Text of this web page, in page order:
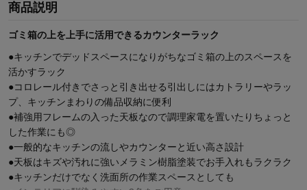
商品説明
ゴミ箱の上を上手に活用できるカウンターラック
●キッチンでデッドスペースになりがちなゴミ箱の上のスペースを
活かすラック
●コロレール付きでさっと引き出せる引出しにはカトラリーやラッ
プ、キッチンまわりの備品収納に便利
●補強用フレームの入った天板なので調理家電を置いたりちょっと
した作業にも◎
●一般的なキッチンの流しやカウンターと近い高さ設計
●天板はキズや汚れに強いメラミン樹脂塗装でお手入れもラクラク
●キッチンだけでなく洗面所の作業スペースとしても